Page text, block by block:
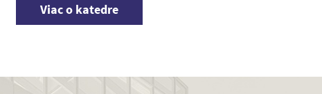
Viac o katedre